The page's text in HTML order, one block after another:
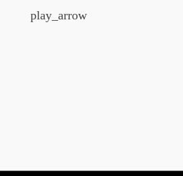
play_arrow